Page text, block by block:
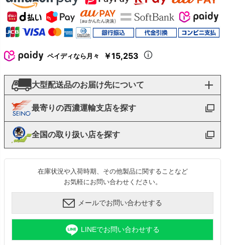
ペイディなら月々 ￥15,253
大型配送品のお届け先について
最寄りの西濃運輸支店を探す
全国の取り扱い店を探す
在庫状況や入荷時期、その他製品に関することなど
お気軽にお問い合わせください。
メールでお問い合わせする
LINEでお問い合わせする